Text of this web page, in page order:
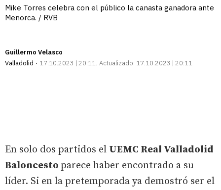
Mike Torres celebra con el público la canasta ganadora ante
Menorca. / RVB
Guillermo Velasco
Valladolid
17.10.2023 | 20:11 Actualizado: 17.10.2023 | 20:11
En solo dos partidos el UEMC Real Valladolid
Baloncesto parece haber encontrado a su
líder. Si en la pretemporada ya demostró ser el